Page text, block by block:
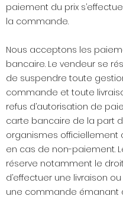
paiement du prix
la commande.
Nous acceptons les
bancaire. Le vendeur se
de suspendre toute
commande et toute
refus d’autorisation de
carte bancaire de la part
organismes officiellement
en cas de non-paiement.
réserve notamment le
d’effectuer une livraison
une commande émanant